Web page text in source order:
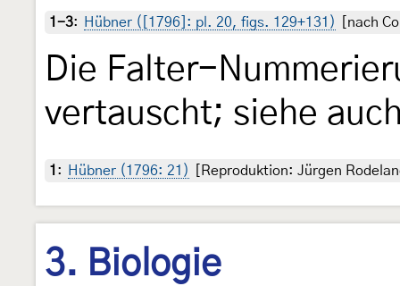
1-3: Hübner ([1796]: pl. 20, figs. 129+131) [nach
Die Falter-
vertauscht; siehe
1 : Hübner (1796: 21) [Reproduktion: Jürgen
3. Biologie